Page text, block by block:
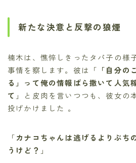
新たな決意と反撃の狼煙
楠木は、憔悴しきったタパ子の様
事情を察します。彼は「 「自分の
る」って俺の情報ばら撒いて人気
て 」と皮肉を言いつつも、彼女の
投げかけました 。
「カナコちゃんは逃げるよりぶち
うけど？ 」